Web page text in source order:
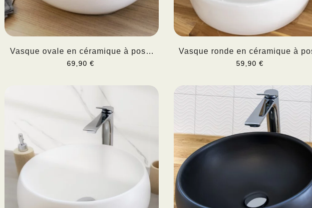
Vasque ovale en céramique à poser
OVALIA
69,90 €
Vasque ronde en céramique à
YRIA
59,90 €